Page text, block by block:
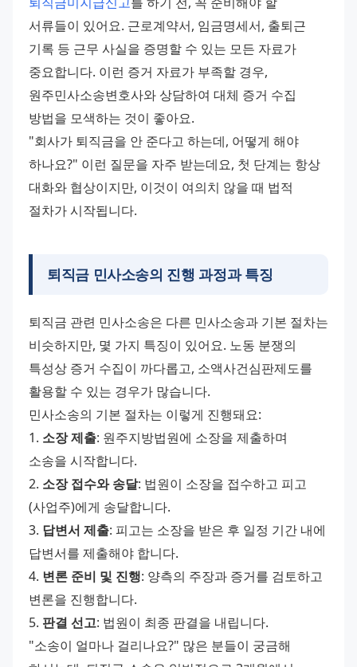
서류들이 있어요. 근로계약서, 임금명세서, 출퇴근
기록 등 근무 사실을 증명할 수 있는 모든 자료가
중요합니다. 이런 증거 자료가 부족할 경우,
원주민사소송변호사와 상담하여 대체 증거 수집
방법을 모색하는 것이 좋아요.
"회사가 퇴직금을 안 준다고 하는데, 어떻게 해야
하나요?" 이런 질문을 자주 받는데요, 첫 단계는 항상
대화와 협상이지만, 이것이 여의치 않을 때 법적
절차가 시작됩니다.
퇴직금 민사소송의 진행 과정과 특징
퇴직금 관련 민사소송은 다른 민사소송과 기본 절차는
비슷하지만, 몇 가지 특징이 있어요. 노동 분쟁의
특성상 증거 수집이 까다롭고, 소액사건심판제도를
활용할 수 있는 경우가 많습니다.
민사소송의 기본 절차는 이렇게 진행돼요:
1. 소장 제출: 원주지방법원에 소장을 제출하며
소송을 시작합니다.
2. 소장 접수와 송달: 법원이 소장을 접수하고 피고
(사업주)에게 송달합니다.
3. 답변서 제출: 피고는 소장을 받은 후 일정 기간 내에
답변서를 제출해야 합니다.
4. 변론 준비 및 진행: 양측의 주장과 증거를 검토하고
변론을 진행합니다.
5. 판결 선고: 법원이 최종 판결을 내립니다.
"소송이 얼마나 걸리나요?" 많은 분들이 궁금해